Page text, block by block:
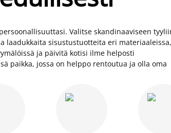
Valitse skandinaaviseen
laadukkaita sisustustuotteita eri materiaaleissa,
ja päivitä kotisi ilme helposti
paikka, jossa on helppo rentoutua ja olla oma